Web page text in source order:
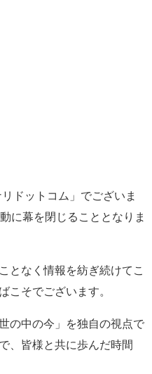
ドットコム」でございま
に幕を閉じることとなりま
となく情報を紡ぎ続けてこ
そでございます。
の中の今」を独自の視点で
、皆様と共に歩んだ時間